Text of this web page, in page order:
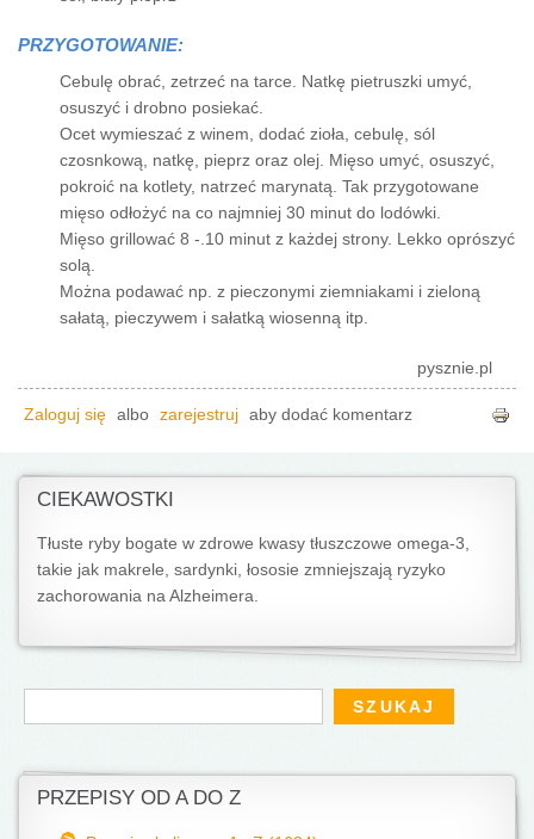
PRZYGOTOWANIE:
Cebulę obrać, zetrzeć na tarce. Natkę pietruszki umyć,
osuszyć i drobno posiekać.
Ocet wymieszać z winem, dodać zioła, cebulę, sól
czosnkową, natkę, pieprz oraz olej. Mięso umyć, osuszyć,
pokroić na kotlety, natrzeć marynatą. Tak przygotowane
mięso odłożyć na co najmniej 30 minut do lodówki.
Mięso grillować 8 -.10 minut z każdej strony. Lekko oprószyć
solą.
Można podawać np. z pieczonymi ziemniakami i zieloną
sałatą, pieczywem i sałatką wiosenną itp.
pysznie.pl
Zaloguj się albo zarejestruj aby dodać komentarz
CIEKAWOSTKI
Tłuste ryby bogate w zdrowe kwasy tłuszczowe omega-3,
takie jak makrele, sardynki, łososie zmniejszają ryzyko
zachorowania na Alzheimera.
Formularz wyszukiwania
Szukaj
PRZEPISY OD A DO Z